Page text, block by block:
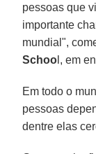
pessoas que
importante
mundial",
Schoo l, em
Em todo o
pessoas
dentre elas